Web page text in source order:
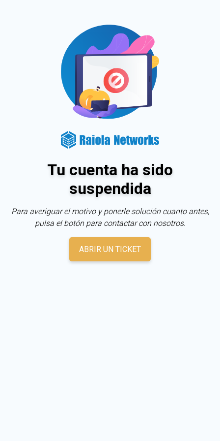
Tu cuenta ha sido
suspendida
Para averiguar el motivo y ponerle solución cuanto antes,
pulsa el botón para contactar con nosotros.
ABRIR UN TICKET